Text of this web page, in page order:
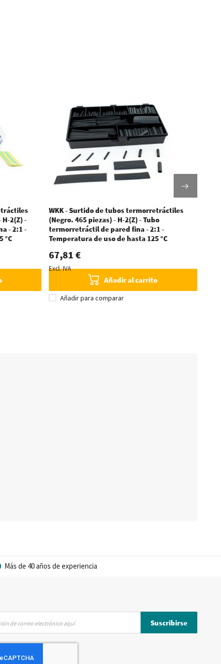
2(Z) -
- 2:1 -
°C
WKK - Surtido de tubos termorretráctiles
(Negro. 465 piezas) - H-2(Z) - Tubo
termorretráctil de pared fina - 2:1 -
Temperatura de uso de hasta 125 °C
67,81 €
Excl. IVA
Añadir al carrito
Añadir para comparar
Más de 40 años de experiencia
Suscribirse